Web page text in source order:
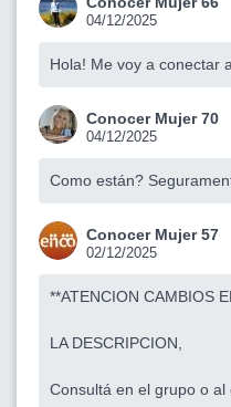
04/12/2025
Hola! Me voy a conectar
Conocer Mujer 70
04/12/2025
Como están?
Conocer Mujer 57
02/12/2025
**ATENCION CAMBIOS
LA DESCRIPCION,
Consultá en el grupo o al